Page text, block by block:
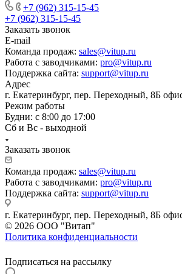
+7 (962) 315-15-45
+7 (962) 315-15-45
Заказать звонок
E-mail
Команда продаж: sales@vitup.ru
Работа с заводчиками: pro@vitup.ru
Поддержка сайта: support@vitup.ru
Адрес
г. Екатеринбург, пер. Переходный, 8Б
Режим работы
Будни: с 8:00 до 17:00
Сб и Вс - выходной
Заказать звонок
Команда продаж: sales@vitup.ru
Работа с заводчиками: pro@vitup.ru
Поддержка сайта: support@vitup.ru
г. Екатеринбург, пер. Переходный, 8Б
© 2026 ООО "Витап"
Политика конфиденциальности
Подписаться на рассылку